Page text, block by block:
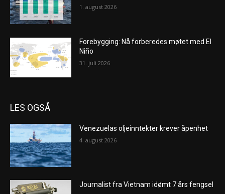
1. august 2026
Forebygging: Nå forberedes møtet med El
Niño
31. juli 2026
LES OGSÅ
Venezuelas oljeinntekter krever åpenhet
4. august 2026
Journalist fra Vietnam idømt 7 års fengsel